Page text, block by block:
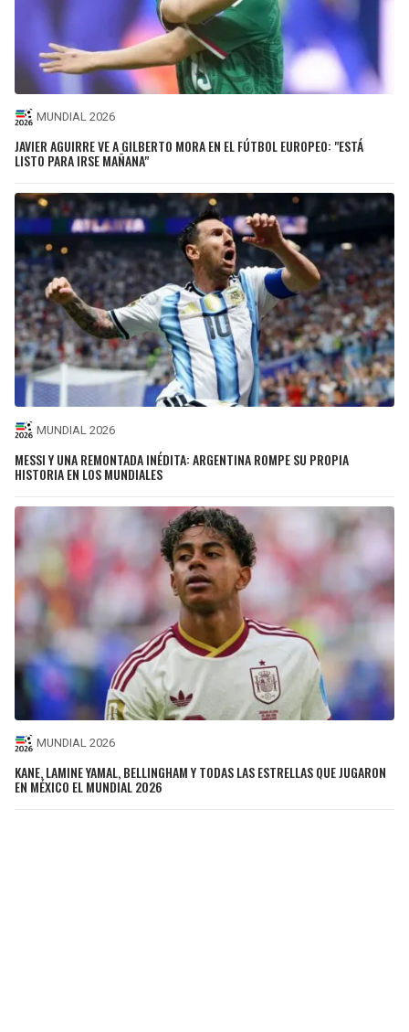
MUNDIAL 2026
JAVIER AGUIRRE VE A GILBERTO MORA EN EL FÚTBOL EUROPEO: "ESTÁ
LISTO PARA IRSE MAÑANA"
MUNDIAL 2026
MESSI Y UNA REMONTADA INÉDITA: ARGENTINA ROMPE SU PROPIA
HISTORIA EN LOS MUNDIALES
MUNDIAL 2026
KANE, LAMINE YAMAL, BELLINGHAM Y TODAS LAS ESTRELLAS QUE JUGARON
EN MÉXICO EL MUNDIAL 2026